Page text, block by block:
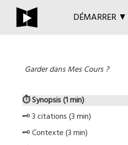
DÉMARRER ▼
Garder dans Mes Cours ?
⏱️ Synopsis (1 min)
🗝️ 3 citations (3 min)
🗝️ Contexte (3 min)